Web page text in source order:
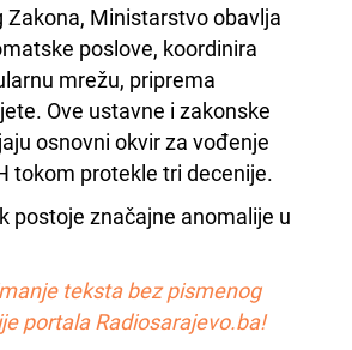
Zakona, Ministarstvo obavlja
poslove, koordinira
mrežu, priprema
Ove ustavne i zakonske
osnovni okvir za vođenje
tokom protekle tri decenije.
postoje značajne anomalije u
teksta bez pismenog
portala Radiosarajevo.ba!